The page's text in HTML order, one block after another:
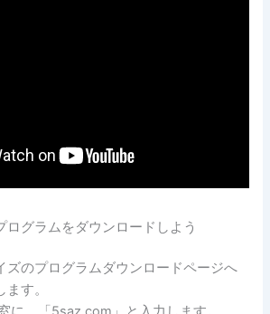
ログラムをダウンロードしよう
ズのプログラムダウンロードページへ
す。